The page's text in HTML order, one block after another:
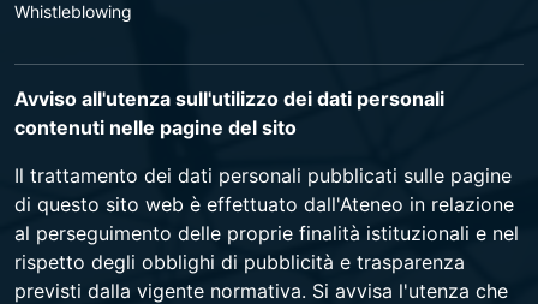
Whistleblowing
Avviso all'utenza sull'utilizzo dei dati personali
contenuti nelle pagine del sito
Il trattamento dei dati personali pubblicati sulle pagine
di questo sito web è effettuato dall'Ateneo in relazione
al perseguimento delle proprie finalità istituzionali e nel
rispetto degli obblighi di pubblicità e trasparenza
previsti dalla vigente normativa. Si avvisa l'utenza che